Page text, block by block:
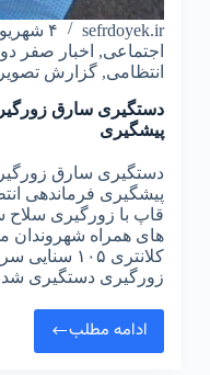
sefrdoyek.ir
۴ شهریور ۱۴۰۱
اجتماعی, اخبار صفر
انتظامی, گزارش
پیشگیری
پیشگیری فرماندهی
قاپ با زورگیری
های همراه شهروندان
کلانتری
زورگیری دستگیری
ادامه مطلب
دستگیری